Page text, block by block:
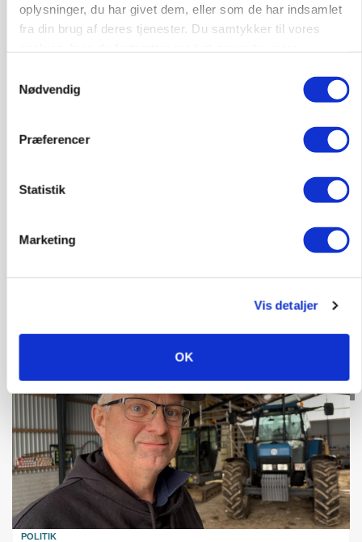
oplysninger, du har givet dem, eller som de har indsamlet
fra din brug af deres tjenester. Du samtykker til vores
Nødvendig
Præferencer
Statistik
Marketing
Vis detaljer
OK
MARKED
Fra mark til mur: Byggeriet kan åbne nyt
marked for biokul
POLITIK